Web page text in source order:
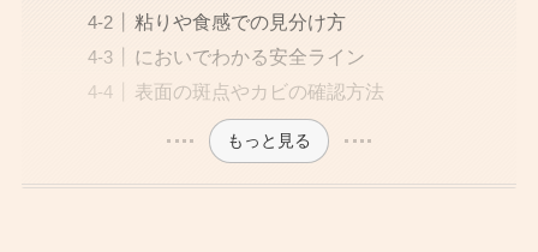
粘りや食感での見分け方
においでわかる安全ライン
表面の斑点やカビの確認方法
もっと見る